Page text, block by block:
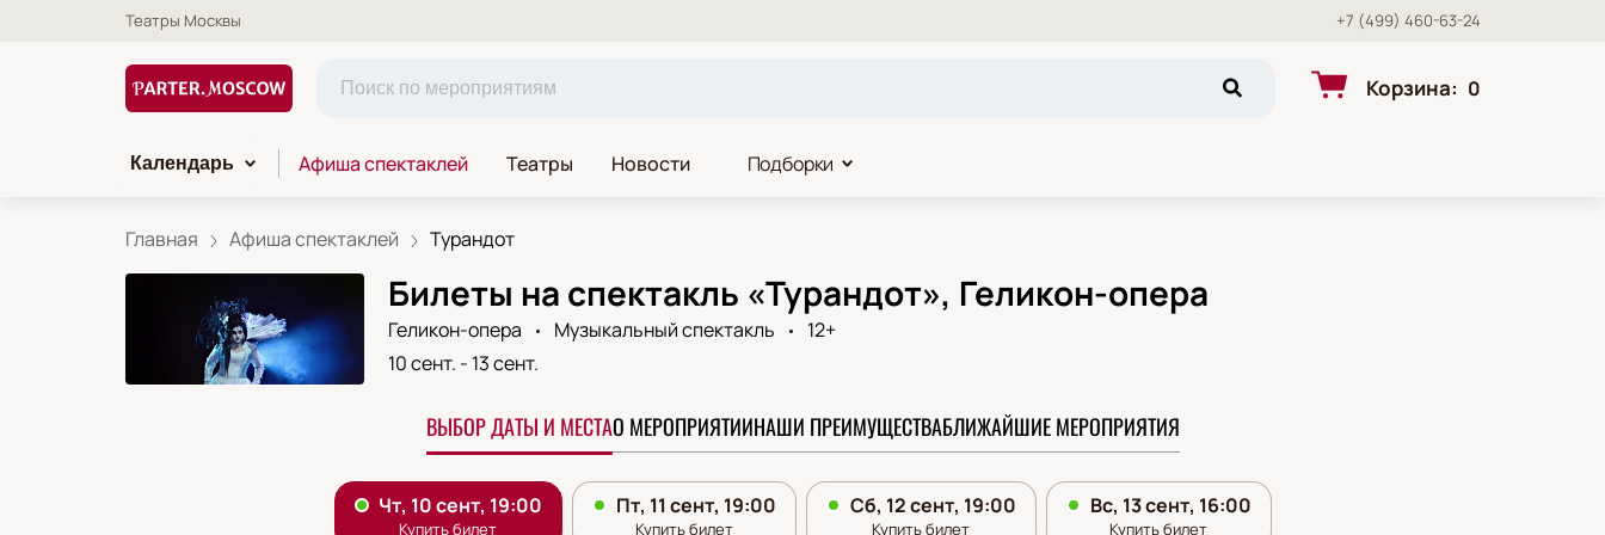
Театры Москвы +7 (499) 460-63-24
Корзина: 0
Календарь Афиша спектаклей Театры Новости Подборки
Главная Афиша спектаклей Турандот
Билеты на спектакль «Турандот», Геликон-опера
Геликон-опера Музыкальный спектакль
12+
10 сент. - 13 сент.
ВЫБОР ДАТЫ И МЕСТАО МЕРОПРИЯТИИНАШИ ПРЕИМУЩЕСТВАБЛИЖАЙШИЕ МЕРОПРИЯТИЯ